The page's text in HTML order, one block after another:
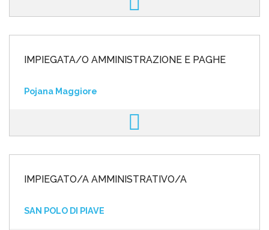
IMPIEGATA/O AMMINISTRAZIONE E PAGHE
Pojana Maggiore
IMPIEGATO/A AMMINISTRATIVO/A
SAN POLO DI PIAVE